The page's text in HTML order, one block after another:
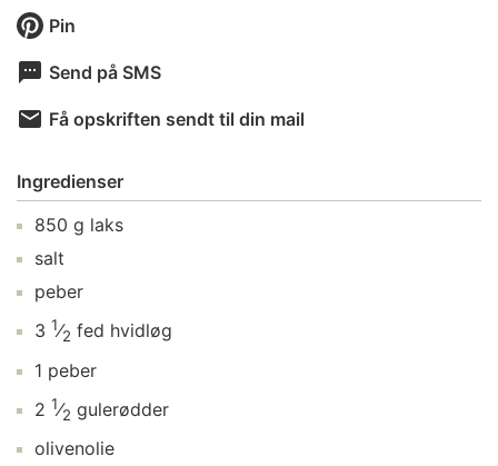
Pin
Send på SMS
Få opskriften sendt til din mail
Ingredienser
850 g laks
salt
peber
3 1⁄2 fed hvidløg
1 peber
2 1⁄2 gulerødder
olivenolie